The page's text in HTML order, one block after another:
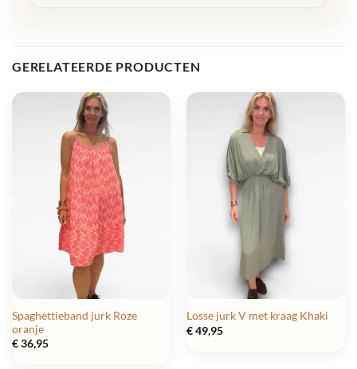
GERELATEERDE PRODUCTEN
Spaghettieband jurk Roze
oranje
€36,95
Losse jurk V met kraag Khaki
€49,95